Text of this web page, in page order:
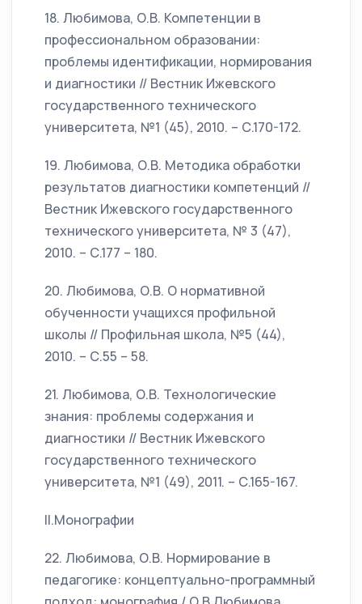
18. Любимова, О.В. Компетенции в
профессиональном образовании:
проблемы идентификации, нормирования
и диагностики // Вестник Ижевского
государственного технического
университета, №1 (45), 2010. – С.170-172.
19. Любимова, О.В. Методика обработки
результатов диагностики компетенций //
Вестник Ижевского государственного
технического университета, № 3 (47),
2010. – С.177 – 180.
20. Любимова, О.В. О нормативной
обученности учащихся профильной
школы // Профильная школа, №5 (44),
2010. – С.55 – 58.
21. Любимова, О.В. Технологические
знания: проблемы содержания и
диагностики // Вестник Ижевского
государственного технического
университета, №1 (49), 2011. – С.165-167.
II.Монографии
22. Любимова, О.В. Нормирование в
педагогике: концептуально-программный